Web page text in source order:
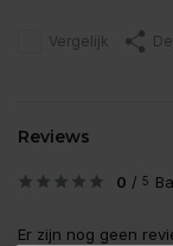
Vergelijk
Reviews
0 / 5
Er zijn nog geen